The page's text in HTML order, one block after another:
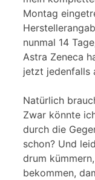
Montag
nunmal 14
Astra Zeneca
jetzt jedenfalls
Natürlich
Zwar könnte
durch die
schon? Und
drum
bekommen,